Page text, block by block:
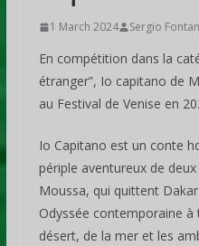
1 March 2024 Sergio
En compétition dans la
étranger”, Io capitano de
au Festival de Venise en
Io Capitano est un conte
périple aventureux de
Moussa, qui quittent
Odyssée contemporaine à
désert, de la mer et les